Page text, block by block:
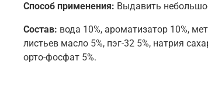
Способ применения: Выдaвить
Состав: вода 10%, ароматизатор 10%,
листьев масло 5%, пэг-32 5%, натрия
орто-фосфат 5%.